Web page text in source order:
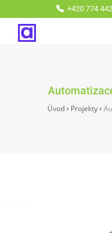
+420 774
Úvod› Projekty›